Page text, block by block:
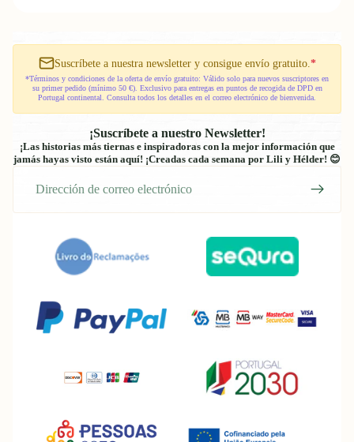
Suscríbete a nuestra newsletter y consigue envío gratuito. *
*Términos y condiciones de la oferta de envío gratuito: Válido solo para nuevos suscriptores en
su primer pedido (mínimo 50 €). Exclusivo para entregas en puntos de recogida de DPD en
Portugal continental. Consulta todos los detalles en el correo electrónico de bienvenida.
¡Suscríbete a nuestro Newsletter!
¡Las historias más tiernas e inspiradoras con la mejor información que
jamás hayas visto están aquí! ¡Creadas cada semana por Lili y Hélder! 😊
electrónico